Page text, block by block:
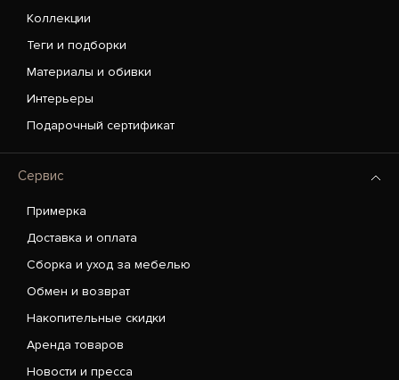
Коллекции
Теги и подборки
Материалы и обивки
Интерьеры
Подарочный сертификат
Сервис
Примерка
Доставка и оплата
Сборка и уход за мебелью
Обмен и возврат
Накопительные скидки
Аренда товаров
Новости и пресса